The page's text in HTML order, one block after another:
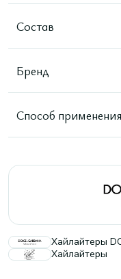
Состав
Бренд
Способ применения
Хайлайтеры
Хайлайтеры